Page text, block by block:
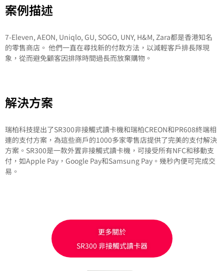
案例描述
7-Eleven, AEON, Uniqlo, GU, SOGO, UNY, H&M, Zara都是香港知名
的零售商店。 他們一直在尋找新的付款方法，以減輕客戶排長隊現
象，從而避免顧客因排隊時間過長而放棄購物。
解決方案
瑞柏科技提出了SR300非接觸式讀卡機和瑞柏CREON和PR608終端相
連的支付方案，為這些商戶的1000多家零售店提供了完美的支付解決
方案。SR300是一款外置非接觸式讀卡機，可接受所有NFC和移動支
付，如Apple Pay，Google Pay和Samsung Pay。幾秒內便可完成交
易。
更多關於
SR300 非接觸式讀卡器